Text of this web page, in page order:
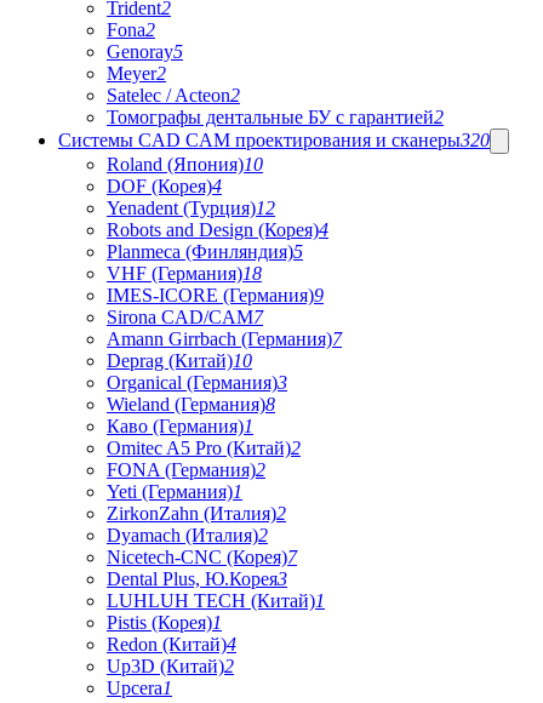
Trident2
Fona2
Genoray5
Meyer2
Satelec / Acteon2
Томографы дентальные БУ с гарантией2
Системы CAD CAM проектирования и сканеры320
Roland (Япония)10
DOF (Корея)4
Yenadent (Турция)12
Robots and Design (Корея)4
Planmeca (Финляндия)5
VHF (Германия)18
IMES-ICORE (Германия)9
Sirona CAD/CAM7
Amann Girrbach (Германия)7
Deprag (Китай)10
Organical (Германия)3
Wieland (Германия)8
Каво (Германия)1
Omitec A5 Pro (Китай)2
FONA (Германия)2
Yeti (Германия)1
ZirkonZahn (Италия)2
Dyamach (Италия)2
Nicetech-CNC (Корея)7
Dental Plus, Ю.Корея3
LUHLUH TECH (Китай)1
Pistis (Корея)1
Redon (Китай)4
Up3D (Китай)2
Upcera1